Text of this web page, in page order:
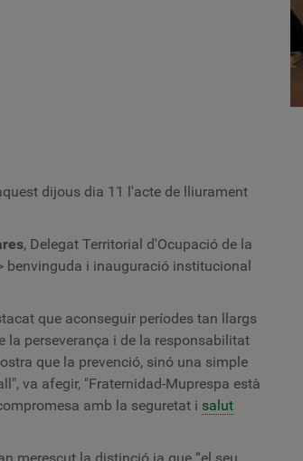
dijous dia 11 l'acte de lliurament
, Delegat Territorial d'Ocupació de la
benvinguda i inauguració institucional
que aconseguir períodes tan llargs
la perseverança i de la responsabilitat
que la prevenció, sinó una simple
va afegir, "Fraternidad-Muprespa està
amb la seguretat i salut